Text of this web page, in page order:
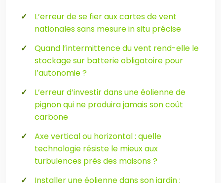
L’erreur de se fier aux cartes de vent
nationales sans mesure in situ précise
Quand l’intermittence du vent rend-elle le
stockage sur batterie obligatoire pour
l’autonomie ?
L’erreur d’investir dans une éolienne de
pignon qui ne produira jamais son coût
carbone
Axe vertical ou horizontal : quelle
technologie résiste le mieux aux
turbulences près des maisons ?
Installer une éolienne dans son jardin :